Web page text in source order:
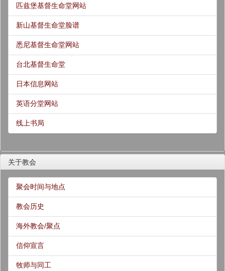
匹兹堡基督生命堂网站
新山基督生命堂脸谱
悉尼基督生命堂网站
台北基督生命堂
日本信息网站
英语分堂网站
线上书局
关于教会
聚会时间与地点
教会历史
海外教会/聚点
信仰宣言
牧师与同工